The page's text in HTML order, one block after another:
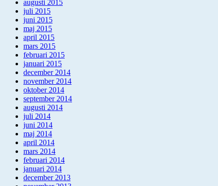
augusti 2015
juli 2015
juni 2015
maj 2015
april 2015
mars 2015
februari 2015
januari 2015
december 2014
november 2014
oktober 2014
september 2014
augusti 2014
juli 2014
juni 2014
maj 2014
april 2014
mars 2014
februari 2014
januari 2014
december 2013